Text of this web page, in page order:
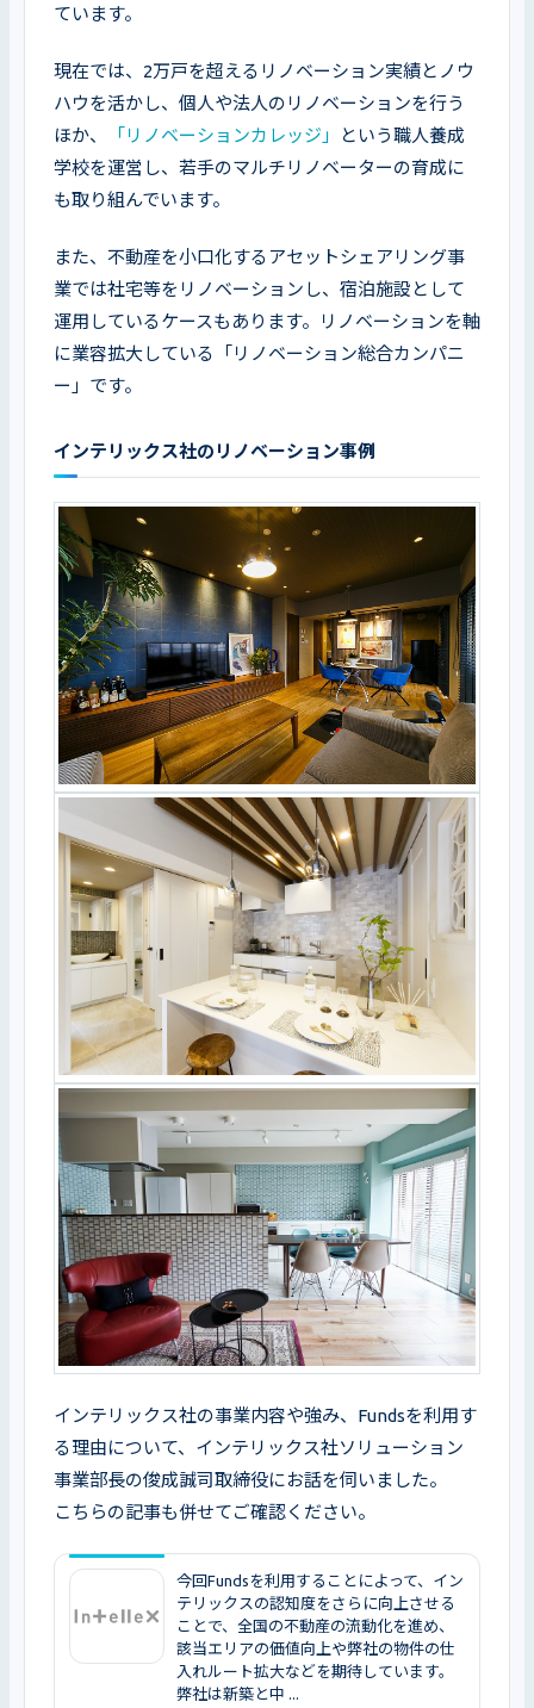
ています。
現在では、2万戸を超えるリノベーション実績とノウ
ハウを活かし、個人や法人のリノベーションを行う
ほか、
「リノベーションカレッジ」
という職人養成
学校を運営し、若手のマルチリノベーターの育成に
も取り組んでいます。
また、不動産を小口化するアセットシェアリング事
業では社宅等をリノベーションし、宿泊施設として
運用しているケースもあります。リノベーションを軸
に業容拡大している「リノベーション総合カンパニ
ー」です。
インテリックス社のリノベーション事例
インテリックス社の事業内容や強み、Fundsを利用す
る理由について、インテリックス社ソリューション
事業部長の俊成誠司取締役にお話を伺いました。
こちらの記事も併せてご確認ください。
今回Fundsを利用することによって、イン
テリックスの認知度をさらに向上させる
ことで、全国の不動産の流動化を進め、
該当エリアの価値向上や弊社の物件の仕
入れルート拡大などを期待しています。
弊社は新築と中 ...